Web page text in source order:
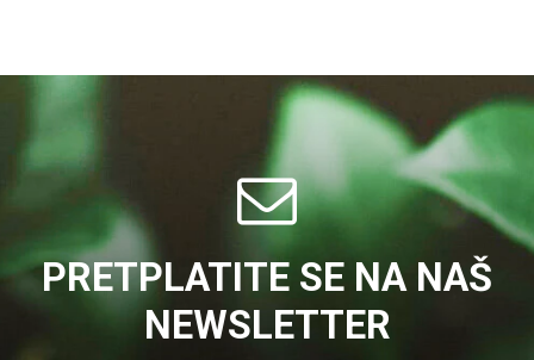
PRETPLATITE SE NA NAŠ
NEWSLETTER